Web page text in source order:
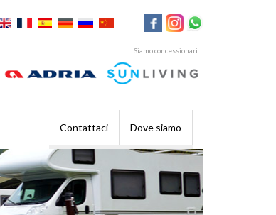
Siamo concessionari:
|
Contattaci Dove siamo